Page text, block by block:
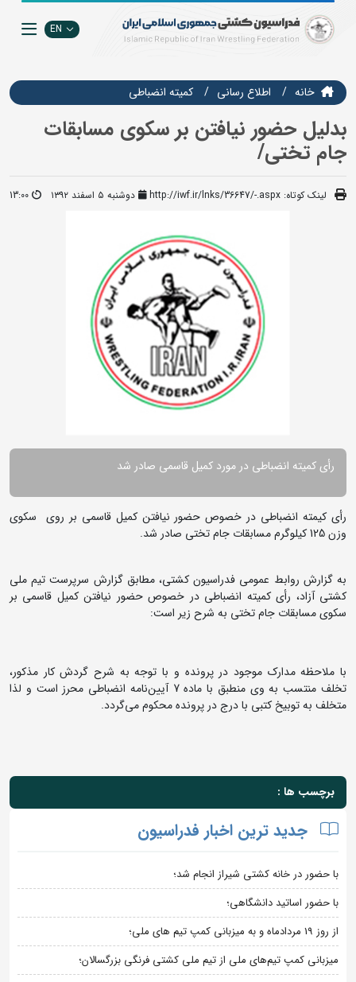
EN
خانه اطلاع رسانی کمیته انضباطی
بدلیل حضور نیافتن بر سکوی مسابقات
جام تختی/
لینک کوتاه: http://iwf.ir/lnks/36647/-.aspx دوشنبه ۵ اسفند ۱۳۹۲ 13:00
رأی کمیته انضباطی در مورد کمیل قاسمی صادر شد
رأی کیمته انضباطی در خصوص حضور نیافتن کمیل قاسمی بر روی سکوی
وزن 125 کیلوگرم مسابقات جام تختی صادر شد.
به گزارش روابط عمومی فدراسیون کشتی، مطابق گزارش سرپرست تیم ملی
کشتی آزاد، رأی کمیته انضباطی در خصوص حضور نیافتن کمیل قاسمی بر
سکوی مسابقات جام تختی به شرح زیر است:
با ملاحظه مدارک موجود در پرونده و با توجه به شرح گردش کار مذکور،
تخلف منتسب به وی منطبق با ماده 7 آیین‌نامه انضباطی محرز است و لذا
متخلف به توبیخ کتبی با درج در پرونده محکوم می‌گردد.
برچسب ها :
جدید ترین اخبار فدراسیون
با حضور در خانه کشتی شیراز انجام شد؛
با حضور اساتید دانشگاهی؛
از روز 19 مردادماه و به میزبانی کمپ تیم های ملی؛
میزبانی کمپ تیم‌های ملی از تیم ملی کشتی فرنگی بزرگسالان؛